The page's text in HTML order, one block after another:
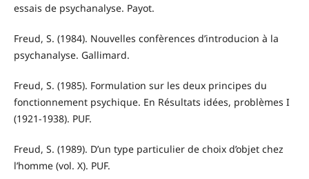
essais de psychanalyse. Payot.
Freud, S. (1984). Nouvelles confèrences d’introducion à la
psychanalyse. Gallimard.
Freud, S. (1985). Formulation sur les deux principes du
fonctionnement psychique. En Résultats idées, problèmes I
(1921-1938). PUF.
Freud, S. (1989). D’un type particulier de choix d’objet chez
l’homme (vol. X). PUF.